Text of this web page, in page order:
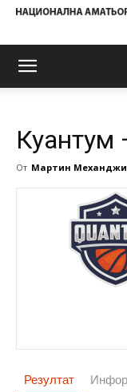
Куантум
От Мартин
Резултат